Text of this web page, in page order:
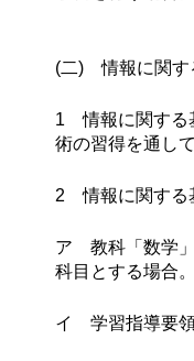
(二) 情報に関す
1 情報に関する
術の習得を通し
2 情報に関する
ア 教科「数学」
科目とする場合。
イ 学習指導要領